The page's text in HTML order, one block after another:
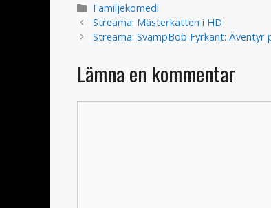
Kategorier
Familjekomedi
Streama: Mästerkatten i HD
Streama: SvampBob Fyrkant: Äventyr
Lämna en kommentar